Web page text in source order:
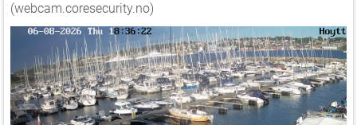
(webcam.coresecurity.no)